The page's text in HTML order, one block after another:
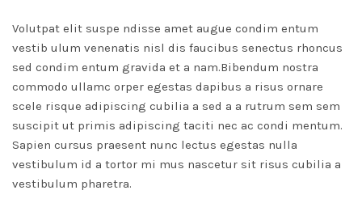
Volutpat elit suspe ndisse amet augue condim entum
vestib ulum venenatis nisl dis faucibus senectus rhoncus
sed condim entum gravida et a nam.Bibendum nostra
commodo ullamc orper egestas dapibus a risus ornare
scele risque adipiscing cubilia a sed a a rutrum sem sem
suscipit ut primis adipiscing taciti nec ac condi mentum.
Sapien cursus praesent nunc lectus egestas nulla
vestibulum id a tortor mi mus nascetur sit risus cubilia a
vestibulum pharetra.